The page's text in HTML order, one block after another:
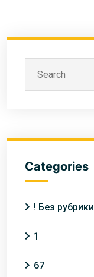
Categories
! Без рубрики
1
67